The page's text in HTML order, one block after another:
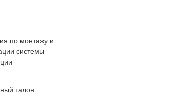
по монтажу и
системы
талон